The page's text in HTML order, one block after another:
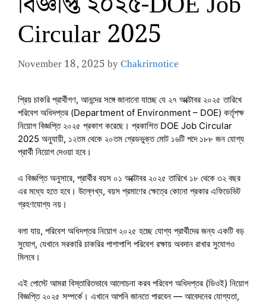
Circular 2025
November 18, 2025byChakrirnotice
প্রিয় চাকরি প্রার্থীগণ, আনন্দের সঙ্গে জানানো যাচ্ছে যে ২৭ অক্টোবর ২০২৫ তারিখে
পরিবেশ অধিদপ্তর (Department of Environment – DOE) কর্তৃপক্ষ
নিয়োগ বিজ্ঞপ্তি ২০২৫ প্রকাশ করেছে। প্রকাশিত DOE Job Circular
2025 অনুযায়ী, ১২তম থেকে ২০তম গ্রেডভুক্ত মোট ১৬টি পদে ১৮৮ জন যোগ্য
প্রার্থী নিয়োগ দেওয়া হবে।
এ বিজ্ঞপ্তি অনুসারে, প্রার্থীর বয়স ০১ অক্টোবর ২০২৫ তারিখে ১৮ থেকে ৩২ বছর
এর মধ্যে হতে হবে। উল্লেখ্য, বয়স প্রমাণের ক্ষেত্রে কোনো প্রকার এফিডেভিট
গ্রহণযোগ্য নয়।
বলা যায়, পরিবেশ অধিদপ্তর নিয়োগ ২০২৫ হচ্ছে যোগ্য প্রার্থীদের জন্য একটি বড়
সুযোগ, যেখানে সরকারি চাকরির পাশাপাশি পরিবেশ রক্ষায় অবদান রাখার সুযোগও
মিলবে।
এই পোস্টে আমরা বিস্তারিতভাবে আলোচনা করব পরিবেশ অধিদপ্তর (ডিওই) নিয়োগ
বিজ্ঞপ্তি ২০২৫ সম্পর্কে। এখানে আপনি জানতে পারবেন — আবেদনের যোগ্যতা,